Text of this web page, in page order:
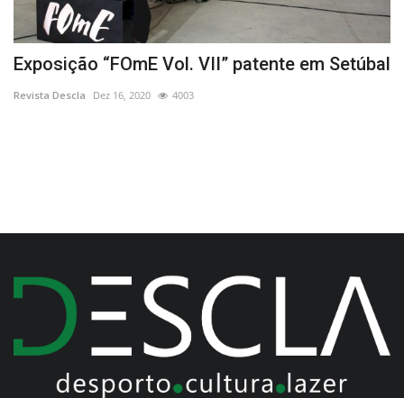
Exposição “FOmE Vol. VII” patente em Setúbal
Revista Descla Dez 16, 2020 4003